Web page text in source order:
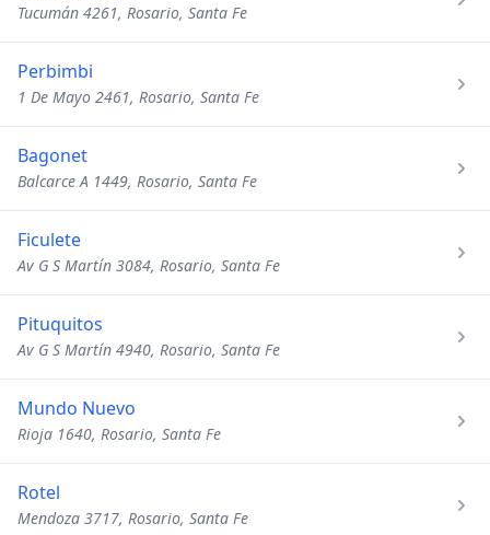
Tucumán 4261, Rosario, Santa Fe
Perbimbi
1 De Mayo 2461, Rosario, Santa Fe
Bagonet
Balcarce A 1449, Rosario, Santa Fe
Ficulete
Av G S Martín 3084, Rosario, Santa Fe
Pituquitos
Av G S Martín 4940, Rosario, Santa Fe
Mundo Nuevo
Rioja 1640, Rosario, Santa Fe
Rotel
Mendoza 3717, Rosario, Santa Fe